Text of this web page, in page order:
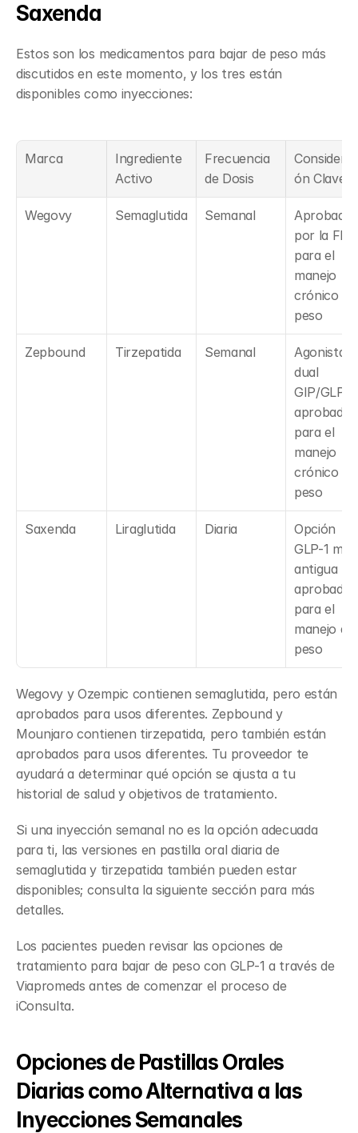
Saxenda
Estos son los medicamentos para bajar de peso más
discutidos en este momento, y los tres están
disponibles como inyecciones:
Marca
Ingrediente
Activo
Frecuencia
de Dosis
ón Clave
Wegovy Semaglutida Semanal
Aprobado
por la FDA
para el
manejo
crónico
peso
Zepbound Tirzepatida Semanal
Agonista
dual
GIP/GLP-1
aprobado
para el
manejo
crónico
peso
Saxenda Liraglutida Diaria
Opción
GLP-1 más
antigua
aprobada
para el
manejo del
peso
Wegovy y Ozempic contienen semaglutida, pero están
aprobados para usos diferentes. Zepbound y
Mounjaro contienen tirzepatida, pero también están
aprobados para usos diferentes. Tu proveedor te
ayudará a determinar qué opción se ajusta a tu
historial de salud y objetivos de tratamiento.
Si una inyección semanal no es la opción adecuada
para ti, las versiones en pastilla oral diaria de
semaglutida y tirzepatida también pueden estar
disponibles; consulta la siguiente sección para más
detalles.
Los pacientes pueden revisar las opciones de
tratamiento para bajar de peso con GLP-1 a través de
Viapromeds antes de comenzar el proceso de
iConsulta.
Opciones de Pastillas Orales
Diarias como Alternativa a las
Inyecciones Semanales